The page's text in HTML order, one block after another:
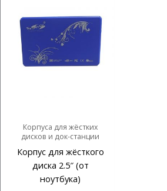
Корпуса для жёстких
дисков и док-станции
Корпус для жёсткого
диска 2.5″ (от
ноутбука)